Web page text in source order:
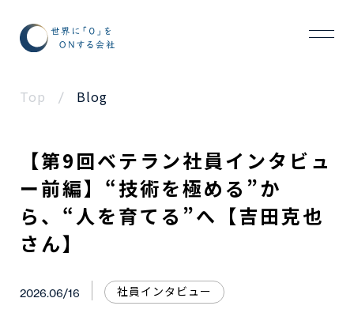
Top / Blog
【第9回ベテラン社員インタビュ
ー前編】“技術を極める”か
ら、“人を育てる”へ【吉田克也
さん】
2026.06/16 社員インタビュー